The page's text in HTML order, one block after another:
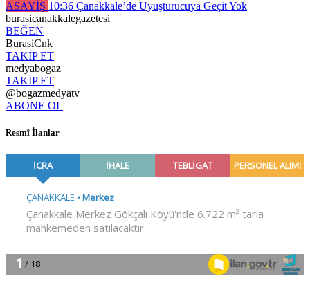
ASAYİŞ 10:36 Çanakkale’de Uyuşturucuya Geçit Yok
burasicanakkalegazetesi
BEĞEN
BurasiCnk
TAKİP ET
medyabogaz
TAKİP ET
@bogazmedyatv
ABONE OL
Resmî İlanlar